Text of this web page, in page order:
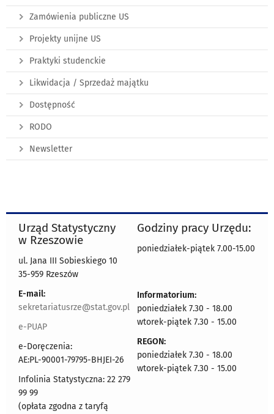
Zamówienia publiczne US
Projekty unijne US
Praktyki studenckie
Likwidacja / Sprzedaż majątku
Dostępność
RODO
Newsletter
Urząd Statystyczny
w Rzeszowie
ul. Jana III Sobieskiego 10
35-959 Rzeszów
E-mail:
sekretariatusrze@stat.gov.pl
e-PUAP
e-Doręczenia:
AE:PL-90001-79795-BHJEI-26
Infolinia Statystyczna: 22 279
99 99
(opłata zgodna z taryfą
Godziny pracy Urzędu:
poniedziałek-piątek 7.00-15.00
Informatorium:
poniedziałek 7.30 - 18.00
wtorek-piątek 7.30 - 15.00
REGON:
poniedziałek 7.30 - 18.00
wtorek-piątek 7.30 - 15.00